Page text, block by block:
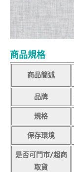
商品規格
商品簡述
品牌
規格
保存環境
是否可門市/超商
取貨